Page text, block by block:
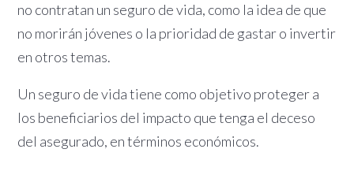
no contratan un seguro de vida, como la idea de que
no morirán jóvenes o la prioridad de gastar o invertir
en otros temas.
Un seguro de vida tiene como objetivo proteger a
los beneficiarios del impacto que tenga el deceso
del asegurado, en términos económicos.